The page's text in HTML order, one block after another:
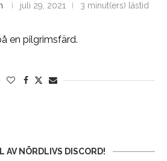
juli 29, 2021 3 minut(ers) lästid
en pilgrimsfärd.
AV NÖRDLIVS DISCORD!